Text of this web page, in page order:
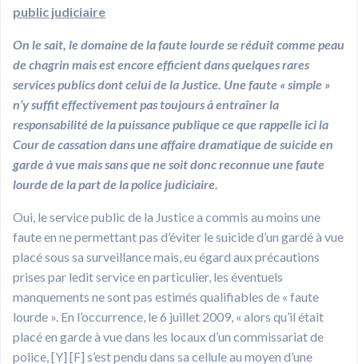
public judiciaire
On le sait, le domaine de la faute lourde se réduit comme peau
de chagrin mais est encore efficient dans quelques rares
services publics dont celui de la Justice. Une faute « simple »
n’y suffit effectivement pas toujours à entraîner la
responsabilité de la puissance publique ce que rappelle ici la
Cour de cassation dans une affaire dramatique de suicide en
garde à vue mais sans que ne soit donc reconnue une faute
lourde de la part de la police judiciaire.
Oui, le service public de la Justice a commis au moins une
faute en ne permettant pas d’éviter le suicide d’un gardé à vue
placé sous sa surveillance mais, eu égard aux précautions
prises par ledit service en particulier, les éventuels
manquements ne sont pas estimés qualifiables de « faute
lourde ». En l’occurrence, le 6 juillet 2009, « alors qu’il était
placé en garde à vue dans les locaux d’un commissariat de
police, [Y] [F] s’est pendu dans sa cellule au moyen d’une